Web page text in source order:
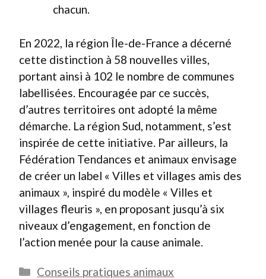
chacun.
En 2022, la région Île-de-France a décerné
cette distinction à 58 nouvelles villes,
portant ainsi à 102 le nombre de communes
labellisées. Encouragée par ce succès,
d’autres territoires ont adopté la même
démarche. La région Sud, notamment, s’est
inspirée de cette initiative. Par ailleurs, la
Fédération Tendances et animaux envisage
de créer un label « Villes et villages amis des
animaux », inspiré du modèle « Villes et
villages fleuris », en proposant jusqu’à six
niveaux d’engagement, en fonction de
l’action menée pour la cause animale.
Catégories
Conseils pratiques animaux